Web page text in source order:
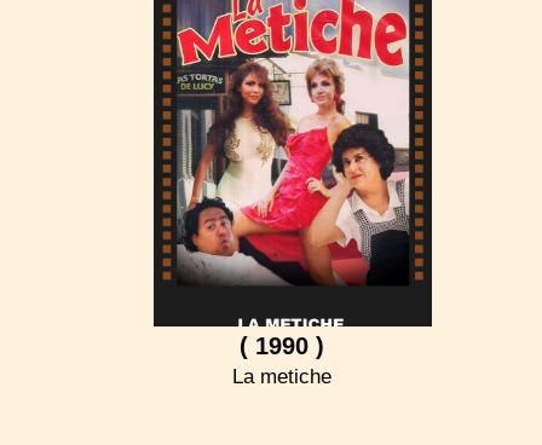
( 1990 )
La metiche